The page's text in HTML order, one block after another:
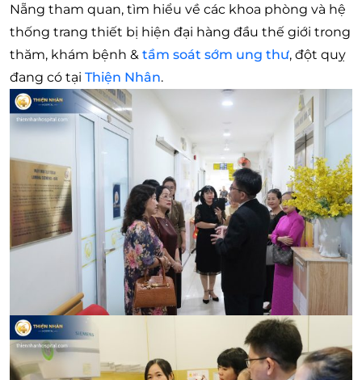
Nẵng tham quan, tìm hiểu về các khoa phòng và hệ
thống trang thiết bị hiện đại hàng đầu thế giới trong
thăm, khám bệnh & tầm soát sớm ung thư, đột quỵ
đang có tại Thiện Nhân.